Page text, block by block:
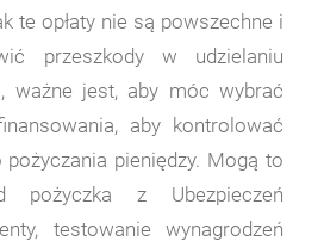
te opłaty nie są powszechne i
przeszkody w udzielaniu
ważne jest, aby móc wybrać
aby kontrolować
pieniędzy. Mogą to
pożyczka z Ubezpieczeń
testowanie wynagrodzeń